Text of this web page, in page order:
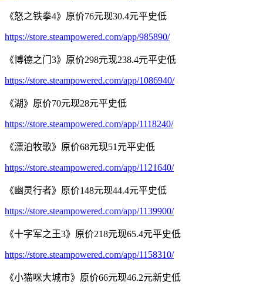
《怒之铁拳4》原价76元现30.4元平史低
https://store.steampowered.com/app/985890/
《博德之门3》原价298元现238.4元平史低
https://store.steampowered.com/app/1086940/
《湖》原价70元现28元平史低
https://store.steampowered.com/app/1118240/
《漂泊牧歌》原价68元现51元平史低
https://store.steampowered.com/app/1121640/
《幽灵行者》原价148元现44.4元平史低
https://store.steampowered.com/app/1139900/
《十字军之王3》原价218元现65.4元平史低
https://store.steampowered.com/app/1158310/
《小猫咪大城市》原价66元现46.2元新史低